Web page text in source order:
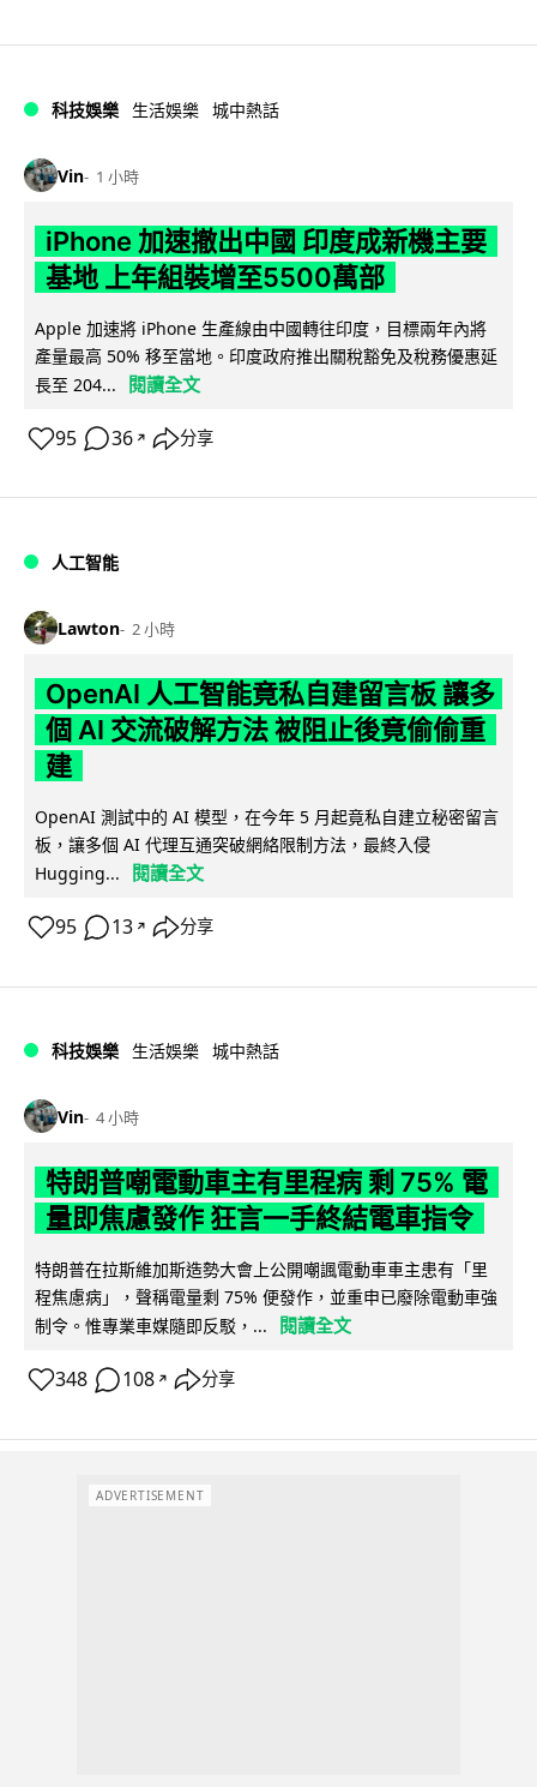
科技娛樂 生活娛樂 城中熱話
Vin 1 小時
iPhone 加速撤出中國 印度成新機主要
基地 上年組裝增至5500萬部
Apple 加速將 iPhone 生產線由中國轉往印度，目標兩年內將
產量最高 50% 移至當地。印度政府推出關稅豁免及稅務優惠延
長至 204...
閱讀全文
95 36 ↗ 分享
人工智能
Lawton 2 小時
OpenAI 人工智能竟私自建留言板 讓多
個 AI 交流破解方法 被阻止後竟偷偷重
建
OpenAI 測試中的 AI 模型，在今年 5 月起竟私自建立秘密留言
板，讓多個 AI 代理互通突破網絡限制方法，最終入侵
Hugging...
閱讀全文
95 13 ↗ 分享
科技娛樂 生活娛樂 城中熱話
Vin 4 小時
特朗普嘲電動車主有里程病 剩 75% 電
量即焦慮發作 狂言一手終結電車指令
特朗普在拉斯維加斯造勢大會上公開嘲諷電動車車主患有「里
程焦慮病」，聲稱電量剩 75% 便發作，並重申已廢除電動車強
制令。惟專業車媒隨即反駁，...
閱讀全文
348 108 ↗ 分享
ADVERTISEMENT